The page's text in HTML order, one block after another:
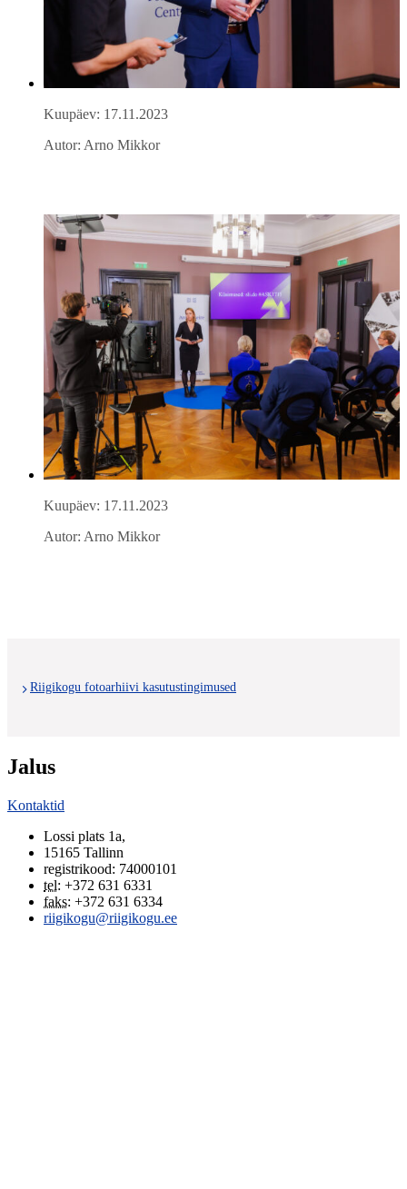
Kuupäev: 17.11.2023
Autor: Arno Mikkor
Kuupäev: 17.11.2023
Autor: Arno Mikkor
Riigikogu fotoarhiivi kasutustingimused
Jalus
Kontaktid
Lossi plats 1a,
15165 Tallinn
registrikood: 74000101
tel: +372 631 6331
faks: +372 631 6334
riigikogu@riigikogu.ee